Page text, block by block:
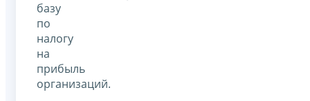
базу
по
налогу
на
прибыль
организаций.